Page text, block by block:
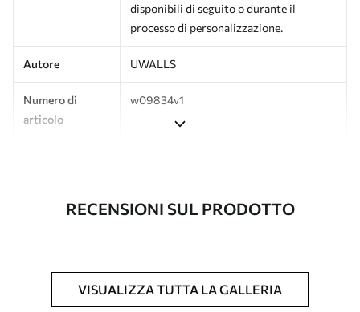
disponibili di seguito o durante il
processo di personalizzazione.
Autore UWALLS
Numero di
articolo
w09834v1
Pulizia
La carta da parati può essere pulita
RECENSIONI SUL PRODOTTO
VISUALIZZA TUTTA LA GALLERIA